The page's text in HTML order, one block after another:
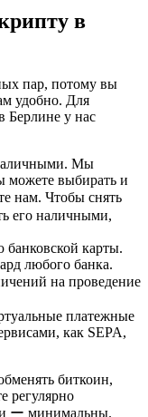
в
пар, потому вы
удобно. Для
Берлине у нас
Мы
можете выбирать и
нам. Чтобы снять
его наличными,
карты.
любого банка.
на проведение
платежные
как SEPA,
биткоин,
регулярно
ー минимальны.